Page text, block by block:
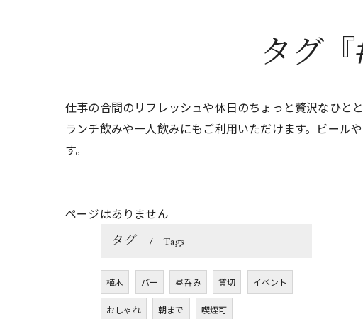
タグ
仕事の合間のリフレッシュや休日のちょっと贅沢なひと
ランチ飲みや一人飲みにもご利用いただけます。ビール
す。
ページはありません
タグ Tags
植木 バー 昼呑み 貸切 イベント
おしゃれ 朝まで 喫煙可